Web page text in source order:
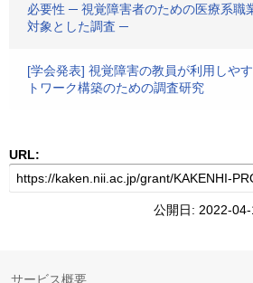
必要性 ─ 視覚障害者のための医療系職
対象とした調査 ─
[学会発表] 視覚障害の教員が利用しや
トワーク構築のための調査研究
URL:
公開日: 2022-
サービス概要